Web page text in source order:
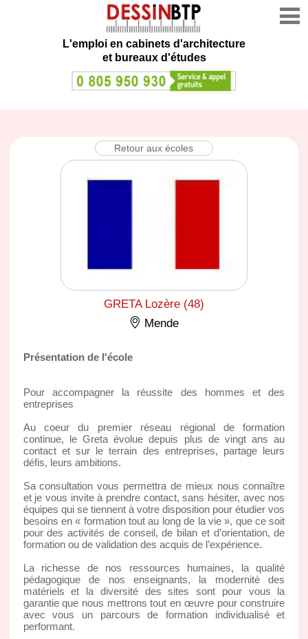
L'emploi en cabinets d'architecture
et bureaux d'études
Retour aux écoles
GRETA Lozère (48)
Mende
Présentation de l'école
Pour accompagner la réussite des hommes et des
entreprises
Au coeur du premier réseau régional de formation
continue, le Greta évolue depuis plus de vingt ans au
contact et sur le terrain des entreprises, partage leurs
défis, leurs ambitions.
Sa consultation vous permettra de mieux nous connaître
et je vous invite à prendre contact, sans hésiter, avec nos
équipes qui se tiennent à votre disposition pour étudier vos
besoins en « formation tout au long de la vie », que ce soit
pour des activités de conseil, de bilan et d’orientation, de
formation ou de validation des acquis de l’expérience.
La richesse de nos ressources humaines, la qualité
pédagogique de nos enseignants, la modernité des
matériels et la diversité des sites sont pour vous la
garantie que nous mettrons tout en œuvre pour construire
avec vous un parcours de formation individualisé et
performant.